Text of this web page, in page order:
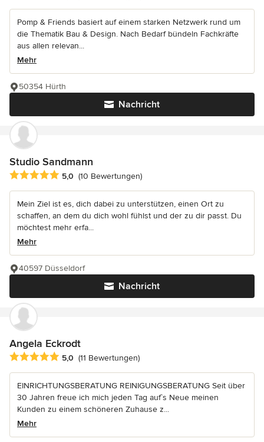
Pomp & Friends basiert auf einem starken Netzwerk rund um
die Thematik Bau & Design. Nach Bedarf bündeln Fachkräfte
aus allen relevan...
Mehr
Nachricht
50354 Hürth
Studio Sandmann
Durchschnittliche Bewertung: 5 von 5 Sternen
5,0 (10 Bewertungen)
Mein Ziel ist es, dich dabei zu unterstützen, einen Ort zu
schaffen, an dem du dich wohl fühlst und der zu dir passt. Du
möchtest mehr erfa...
Mehr
Nachricht
40597 Düsseldorf
Angela Eckrodt
Durchschnittliche Bewertung: 5 von 5 Sternen
5,0 (11 Bewertungen)
EINRICHTUNGSBERATUNG REINIGUNGSBERATUNG Seit über
30 Jahren freue ich mich jeden Tag auf`s Neue meinen
Kunden zu einem schöneren Zuhause z...
Mehr